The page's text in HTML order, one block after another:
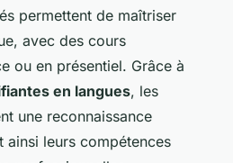
permettent de maîtriser
avec des cours
ou en présentiel. Grâce à
en langues, les
une reconnaissance
leurs compétences